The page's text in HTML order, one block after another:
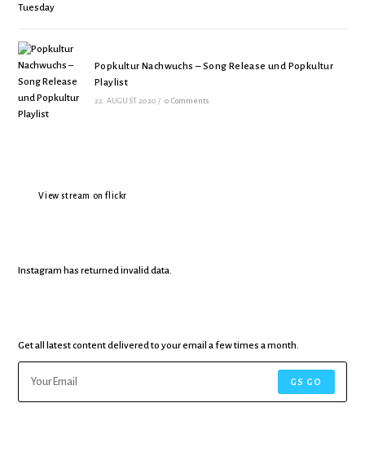
Popkultur Nachwuchs – Song Release und Popkultur
Playlist
22. AUGUST 2020 / 0 Comments
View stream on flickr
Instagram has returned invalid data.
Get all latest content delivered to your email a few times a month.
GS GO